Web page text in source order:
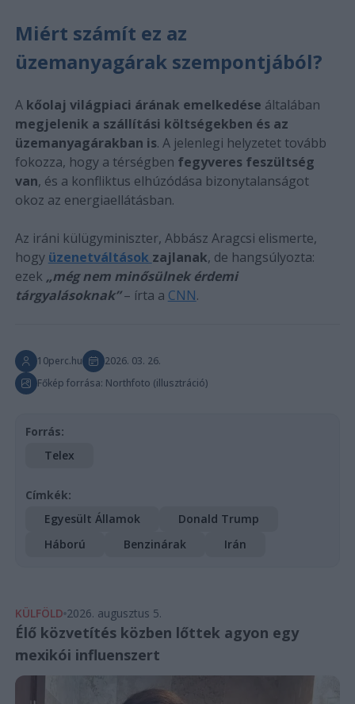
Miért számít ez az
üzemanyagárak szempontjából?
A kőolaj világpiaci árának emelkedése általában
megjelenik a szállítási költségekben és az
üzemanyagárakban is. A jelenlegi helyzetet tovább
fokozza, hogy a térségben fegyveres feszültség
van, és a konfliktus elhúzódása bizonytalanságot
okoz az energiaellátásban.
Az iráni külügyminiszter, Abbász Aragcsi elismerte,
hogy üzenetváltások zajlanak, de hangsúlyozta:
ezek „még nem minősülnek érdemi
tárgyalásoknak”– írta a CNN.
10perc.hu
2026. 03. 26.
Főkép forrása: Northfoto (illusztráció)
Forrás:
Telex
Címkék:
Egyesült Államok
Donald Trump
Háború
Benzinárak Irán
KÜLFÖLD 2026. augusztus 5.
Élő közvetítés közben lőttek agyon egy
mexikói influenszert